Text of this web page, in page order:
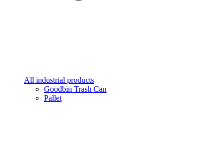
All industrial products
Goodbin Trash Can
Pallet